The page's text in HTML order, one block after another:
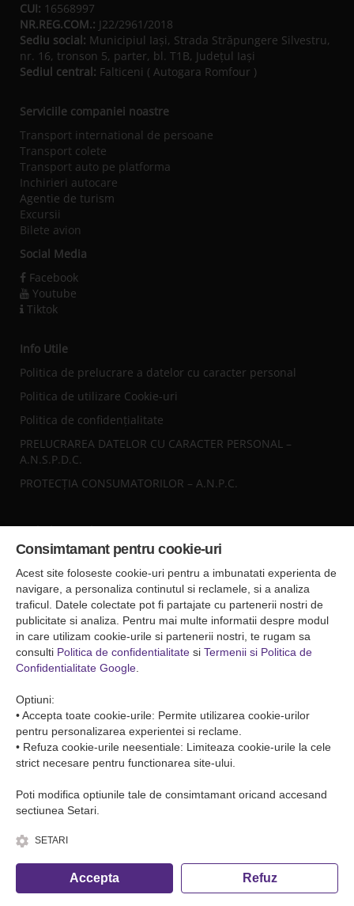
Fa o rezervare telefonica
CUI: 16568997
NR.REG.COM.: J22/2961/2018
Sediu social: Municipiul Iaşi, Strada Străpungere Silvestru,
nr. 16, tronson 5, parter, bl. T1B, Județul Iaşi
Sediul central: Falticeni ( Autogara Romfour )
Serviciile companiei noastre
Transport international de persoane
Transport colete
Transport auto pe platforma
Inchirieri autocare
Agentie de turism
Excursii
Bilete avion
Social Media
Facebook
Youtube
Tiktok
Info Utile
Politica de prelucrare a datelor cu caracter personal
Politica de utilizare Cookie-uri
Politica de confidențialitate
PRELUCRAREA DATELOR CU CARACTER PERSONAL –
A.N.S.P.D.C.
PROTECȚIA CONSUMATORILOR – A.N.P.C.
Sediul central
Falticeni ( Autogara Romfour )
str. Plutonier Ghiniţă nr.8, Fălticeni, judeţul Suceava
0040374557200
Condiții de Transport
Condițiile de transport colete
Condițiile de transport persone
© Copyright 2026 Romfour-Tur S.R.L. J22/2961/2018
Consimtamant pentru cookie-uri
Acest site foloseste cookie-uri pentru a imbunatati experienta de
navigare, a personaliza continutul si reclamele, si a analiza
traficul. Datele colectate pot fi partajate cu partenerii nostri de
publicitate si analiza. Pentru mai multe informatii despre modul
in care utilizam cookie-urile si partenerii nostri, te rugam sa
consulti Politica de confidentialitate si Termenii si Politica de
Confidentialitate Google
Optiuni:
• Accepta toate cookie-urile: Permite utilizarea cookie-urilor
pentru personalizarea experientei si reclame.
• Refuza cookie-urile neesentiale: Limiteaza cookie-urile la cele
strict necesare pentru functionarea site-ului.
Poti modifica optiunile tale de consimtamant oricand accesand
sectiunea Setari.
SETARI
Accepta Refuz